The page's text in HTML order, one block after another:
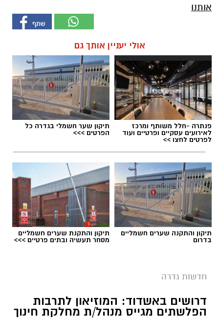
אותנו
אולי יעניין אותך גם
פנתרה -חלל משותף ומרכז
לאירועים עסקיים ופרטיים ועוד
לפרטים לחצו >>
תיקון שער חשמלי בגדרה כל
הפרטים >>>
תיקון והתקנה שערים חשמליים
בדרום
תיקון והתקנת שערים חשמליים
מסחר תעשיה ובתים פרטיים >>>
חדשות גדרה
דרושים באשדוד: המוזיאון לתרבות
הפלשתים מגייס מנהל/ת מחלקת חינוך